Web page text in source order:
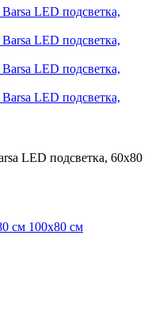
LED подсветка, 60х80
см 100х80 см